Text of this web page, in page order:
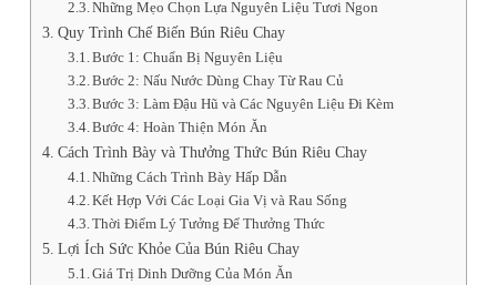
Những Mẹo Chọn Lựa Nguyên Liệu Tươi Ngon
Quy Trình Chế Biến Bún Riêu Chay
Bước 1: Chuẩn Bị Nguyên Liệu
Bước 2: Nấu Nước Dùng Chay Từ Rau Củ
Bước 3: Làm Đậu Hũ và Các Nguyên Liệu Đi Kèm
Bước 4: Hoàn Thiện Món Ăn
Cách Trình Bày và Thưởng Thức Bún Riêu Chay
Những Cách Trình Bày Hấp Dẫn
Kết Hợp Với Các Loại Gia Vị và Rau Sống
Thời Điểm Lý Tưởng Để Thưởng Thức
Lợi Ích Sức Khỏe Của Bún Riêu Chay
Giá Trị Dinh Dưỡng Của Món Ăn